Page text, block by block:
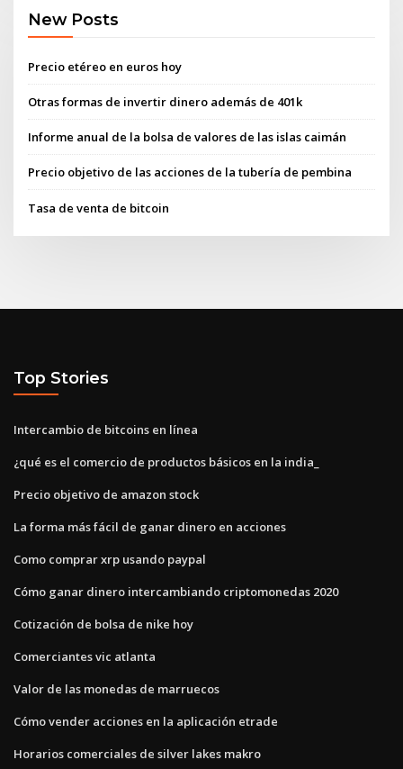
New Posts
Precio etéreo en euros hoy
Otras formas de invertir dinero además de 401k
Informe anual de la bolsa de valores de las islas caimán
Precio objetivo de las acciones de la tubería de pembina
Tasa de venta de bitcoin
Top Stories
Intercambio de bitcoins en línea
¿qué es el comercio de productos básicos en la india_
Precio objetivo de amazon stock
La forma más fácil de ganar dinero en acciones
Como comprar xrp usando paypal
Cómo ganar dinero intercambiando criptomonedas 2020
Cotización de bolsa de nike hoy
Comerciantes vic atlanta
Valor de las monedas de marruecos
Cómo vender acciones en la aplicación etrade
Horarios comerciales de silver lakes makro